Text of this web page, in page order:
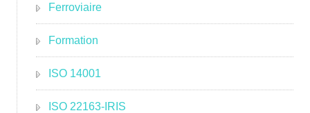
Ferroviaire
Formation
ISO 14001
ISO 22163-IRIS